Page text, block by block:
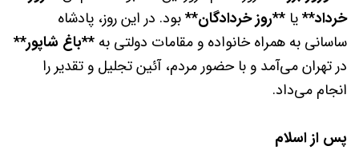
خرداد**یا **روز خردادگان**بود. در این روز، پادشاه
ساسانی به همراه خانواده و مقامات دولتی به **باغ شاپور**
در تهران می‌آمد و با حضور مردم، آئین تجلیل و تقدیر را
انجام می‌داد.
پس از اسلام